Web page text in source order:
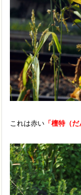
これは赤い 「檀特（